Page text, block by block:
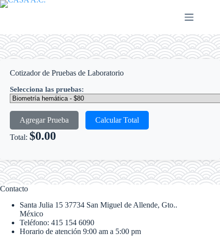
Saltar
Cotizador de Pruebas de Laboratorio
Selecciona las pruebas:
Agregar Prueba Calcular Total
Total: $0.00
Contacto
Santa Julia 15 37734 San Miguel de Allende, Gto..
México
Teléfono: 415 154 6090
Horario de atención 9:00 am a 5:00 pm